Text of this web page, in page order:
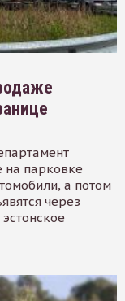
на парковке
а потом
через